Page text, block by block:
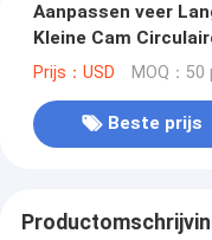
Aanpassen veer
Kleine Cam
Prijs：USD MOQ：50
Beste prijs